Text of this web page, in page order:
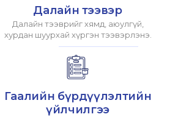
Далайн тээвэр
Далайн тээврийг хямд, аюулгүй,
хурдан шуурхай хүргэн тээвэрлэнэ.
Гаалийн бүрдүүлэлтийн
үйлчилгээ